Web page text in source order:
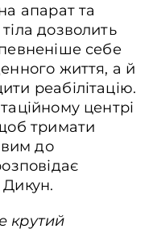
апарат та
дозволить
себе
життя, а й
реабілітацію.
центрі
тримати
до
Дикун.
крутий